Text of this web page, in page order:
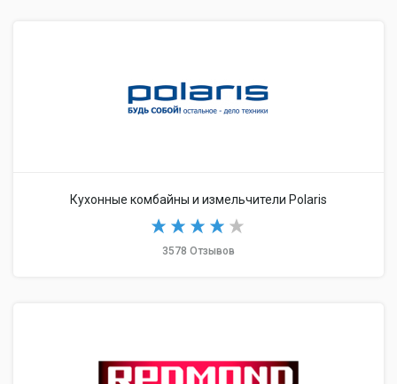
Кухонные комбайны и измельчители Polaris
3578 Отзывов